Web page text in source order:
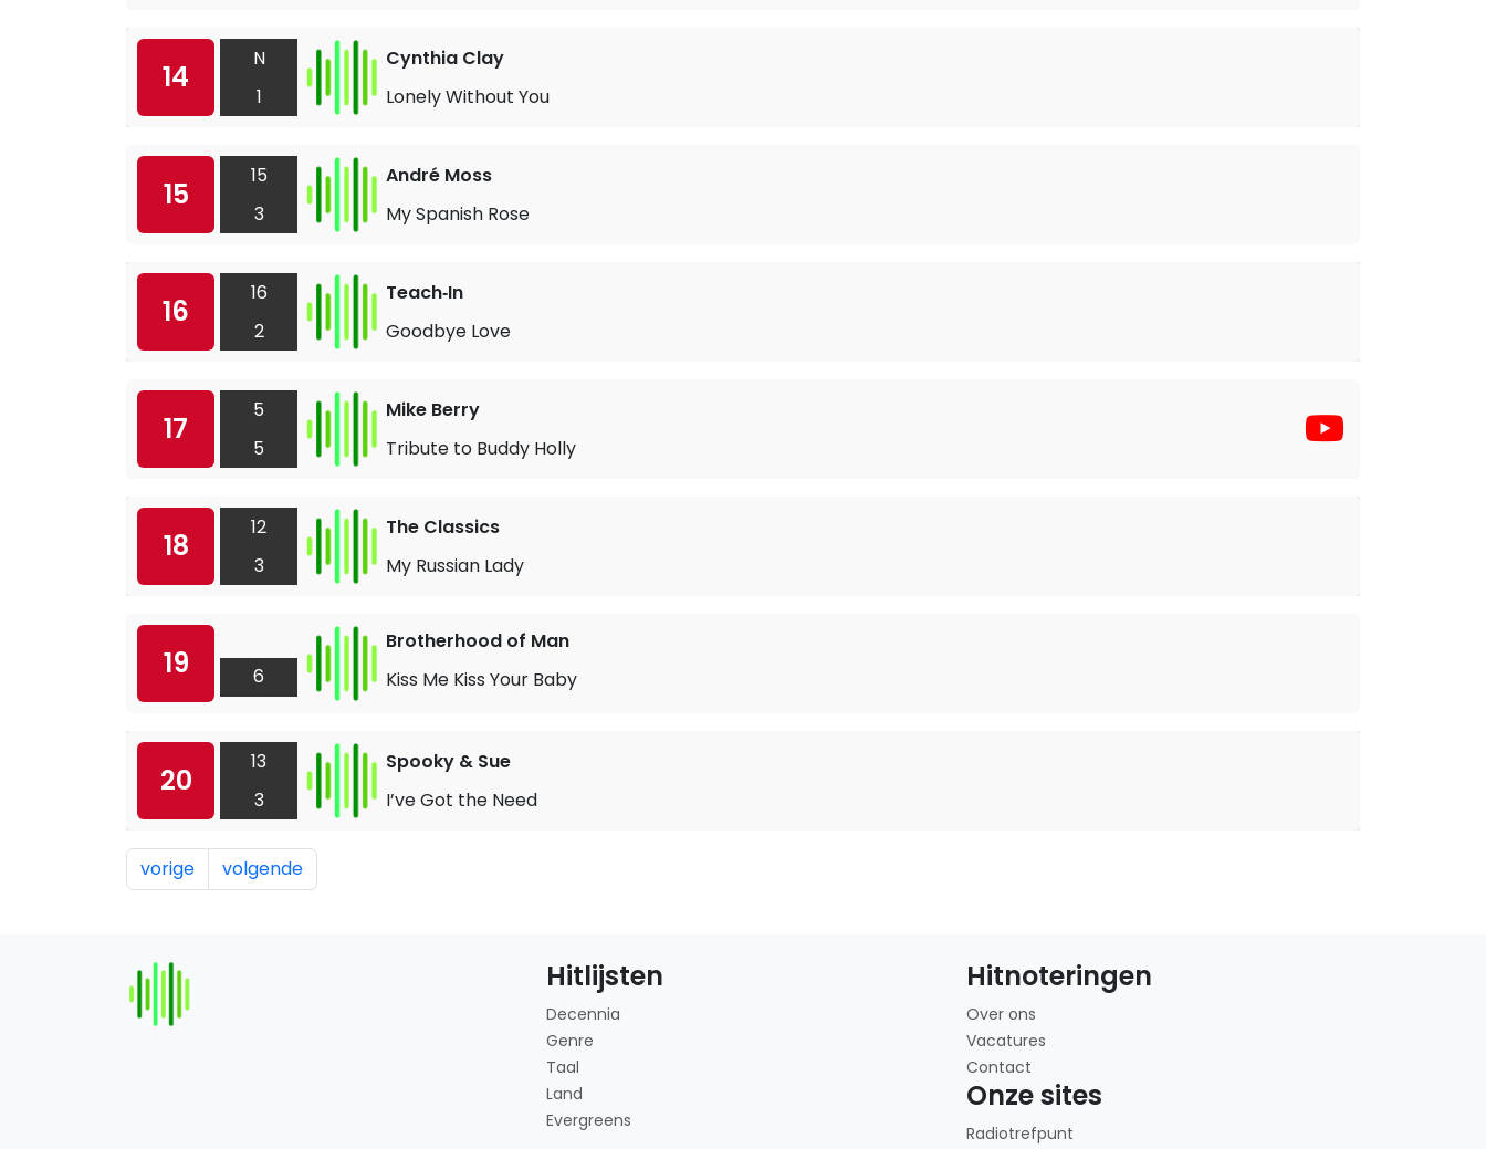
14
N
1
Cynthia Clay
Lonely Without You
15
15
3
André Moss
My Spanish Rose
16
16
2
Teach‐In
Goodbye Love
17
5
5
Mike Berry
Tribute to Buddy Holly
18
12
3
The Classics
My Russian Lady
19 6
Brotherhood of Man
Kiss Me Kiss Your Baby
20
13
3
Spooky & Sue
I’ve Got the Need
vorige volgende
Hitlijsten
Decennia
Genre
Taal
Land
Evergreens
Hitnoteringen
Over ons
Vacatures
Contact
Onze sites
Radiotrefpunt